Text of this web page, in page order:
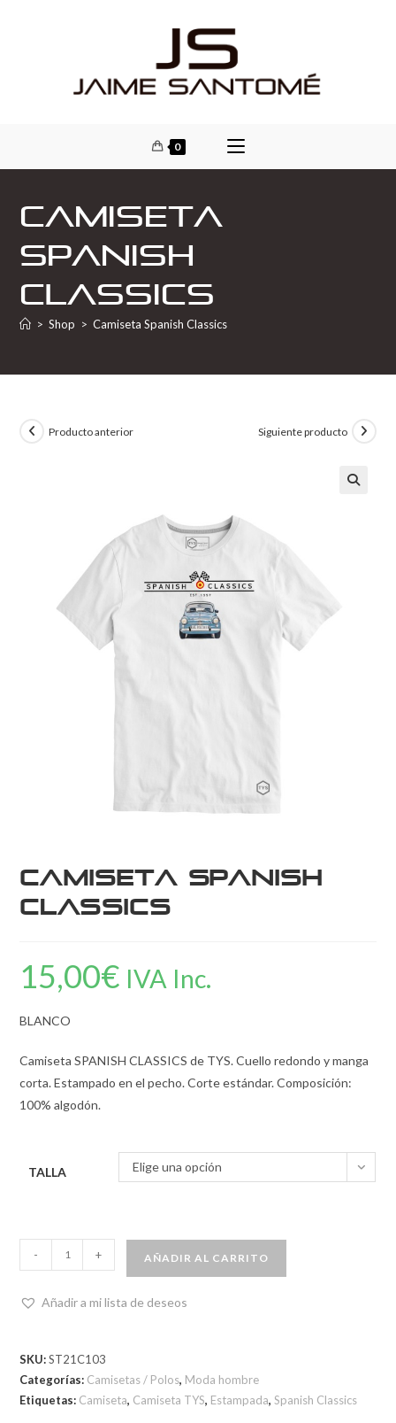
0
Camiseta
Spanish
Classics
> Shop > Camiseta Spanish Classics
Producto anterior Siguiente producto
Camiseta Spanish
Classics
15,00€ IVA Inc.
BLANCO
Camiseta SPANISH CLASSICS de TYS. Cuello redondo y manga
corta. Estampado en el pecho. Corte estándar. Composición:
100% algodón.
TALLA Elige una opción
- + AÑADIR AL CARRITO
Añadir a mi lista de deseos
SKU:ST21C103
Categorías: Camisetas / Polos, Moda hombre
Etiquetas: Camiseta, Camiseta TYS, Estampada,Spanish Classics